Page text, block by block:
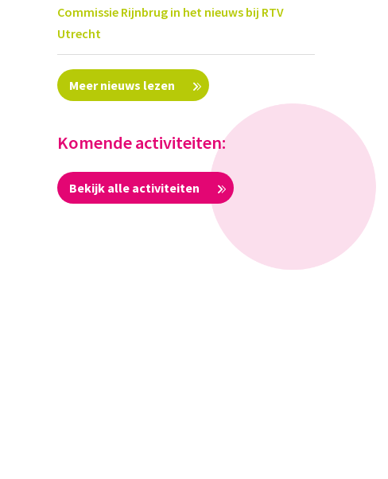
Commissie Rijnbrug in het nieuws bij RTV
Utrecht
Meer nieuws lezen
Komende activiteiten:
Bekijk alle activiteiten